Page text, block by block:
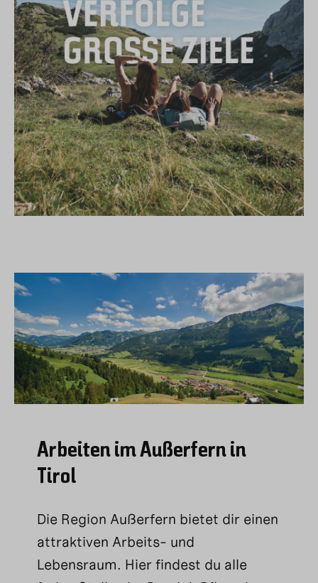
Arbeiten im Außerfern in
Tirol
Die Region Außerfern bietet dir einen
attraktiven Arbeits- und
Lebensraum. Hier findest du alle